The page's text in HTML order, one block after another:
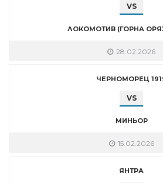
VS
ЛОКОМОТИВ (ГОРНА
28.02.2026
ЧЕРНОМОРЕЦ
VS
МИНЬОР
15.02.2026
ЯНТРА